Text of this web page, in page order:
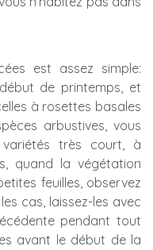
est assez simple:
de printemps, et
à rosettes basales
arbustives, vous
très court, à
quand la végétation
feuilles, observez
cas, laissez-les avec
pendant tout
avant le début de la